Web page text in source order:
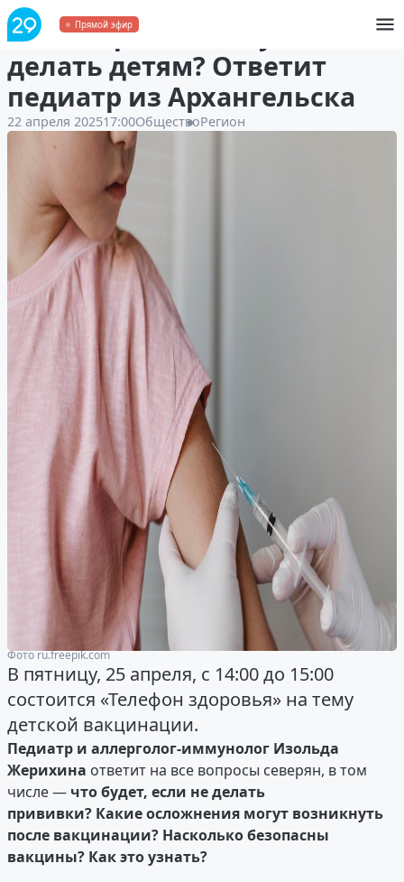
Прямой эфир
Какие прививки нужно
делать детям? Ответит
педиатр из Архангельска
22 апреля 202517:00ОбществоРегион
Фото ru.freepik.com
В пятницу, 25 апреля, с 14:00 до 15:00
состоится «Телефон здоровья» на тему
детской вакцинации.
Педиатр и аллерголог-иммунолог Изольда
Жерихина ответит на все вопросы северян, в том
числе — что будет, если не делать
прививки? Какие осложнения могут возникнуть
после вакцинации? Насколько безопасны
вакцины? Как это узнать?